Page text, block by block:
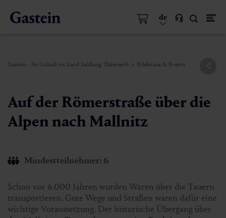
de
Gastein - Ihr Urlaub im Land Salzburg, Österreich Erlebnisse & Events
Auf der Römerstraße über die
Alpen nach Mallnitz
Mindestteilnehmer: 6
Schon vor 6.000 Jahren wurden Waren über die Tauern
transportieren. Gute Wege und Straßen waren dafür eine
wichtige Voraussetzung. Der historische Übergang über